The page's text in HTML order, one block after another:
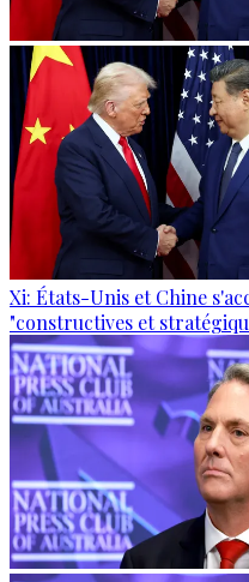
Xi: États-Unis et Chine
"constructives et